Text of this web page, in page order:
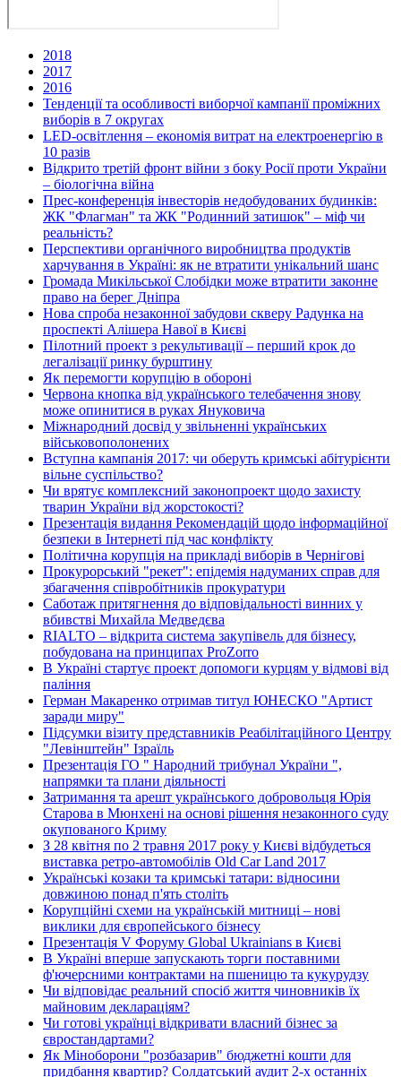
2018
2017
2016
Тенденції та особливості виборчої кампанії проміжних
виборів в 7 округах
LED-освітлення – економія витрат на електроенергію в
10 разів
Відкрито третій фронт війни з боку Росії проти України
– біологічна війна
Прес-конференція інвесторів недобудованих будинків:
ЖК "Флагман" та ЖК "Родинний затишок" – міф чи
реальність?
Перспективи органічного виробництва продуктів
харчування в Україні: як не втратити унікальний шанс
Громада Микільської Слобідки може втратити законне
право на берег Дніпра
Нова спроба незаконної забудови скверу Радунка на
проспекті Алішера Навої в Києві
Пілотний проект з рекультивації – перший крок до
легалізації ринку бурштину
Як перемогти корупцію в обороні
Червона кнопка від українського телебачення знову
може опинитися в руках Януковича
Міжнародний досвід у звільненні українських
військовополонених
Вступна кампанія 2017: чи оберуть кримські абітурієнти
вільне суспільство?
Чи врятує комплексний законопроект щодо захисту
тварин України від жорстокості?
Презентація видання Рекомендацій щодо інформаційної
безпеки в Інтернеті під час конфлікту
Політична корупція на прикладі виборів в Чернігові
Прокурорський "рекет": епідемія надуманих справ для
збагачення співробітників прокуратури
Саботаж притягнення до відповідальності винних у
вбивстві Михайла Медведєва
RIALTO – відкрита система закупівель для бізнесу,
побудована на принципах ProZorro
В Україні стартує проект допомоги курцям у відмові від
паління
Герман Макаренко отримав титул ЮНЕСКО "Артист
заради миру"
Підсумки візиту представників Реабілітаційного Центру
"Левінштейн" Ізраїль
Презентація ГО " Народний трибунал України ",
напрямки та плани діяльності
Затримання та арешт українського добровольця Юрія
Старова в Мюнхені на основі рішення незаконного суду
окупованого Криму
З 28 квітня по 2 травня 2017 року у Києві відбудеться
виставка ретро-автомобілів Old Car Land 2017
Українські козаки та кримські татари: відносини
довжиною понад п'ять століть
Корупційні схеми на українській митниці – нові
виклики для європейського бізнесу
Презентація V Форуму Global Ukrainians в Києві
В Україні вперше запускають торги поставними
ф'ючерсними контрактами на пшеницю та кукурудзу
Чи відповідає реальний спосіб життя чиновників їх
майновим деклараціям?
Чи готові українці відкривати власний бізнес за
євростандартами?
Як Міноборони "розбазарив" бюджетні кошти для
придбання квартир? Солдатський аудит 2-х останніх